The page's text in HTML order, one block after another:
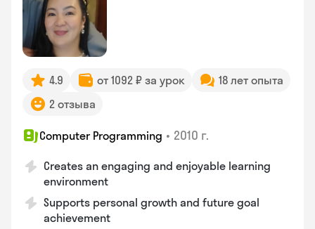
4.9 от 1092 ₽ за урок
18 лет опыта
2 отзыва
Computer Programming • 2010 г.
Creates an engaging and enjoyable learning
environment
Supports personal growth and future goal
achievement